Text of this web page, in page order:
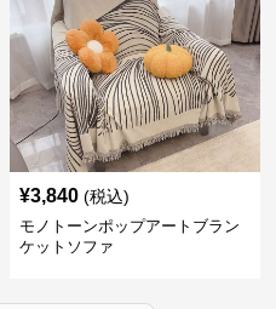
¥3,840 (税込)
モノトーンポップアートブラン
ケットソファ